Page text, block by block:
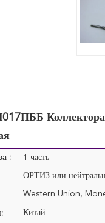
: 1 часть
ОРТИЗ или
Western Union,
Китай